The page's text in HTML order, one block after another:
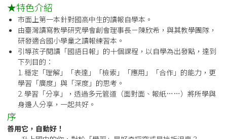
★特色介紹
市面上第一本針對國高中生的讀報自學本。
由臺灣讀寫教學研究學會創會理事長－陳欣希，與其教學團隊，
研發適合國小學童之讀報練習本。
引導孩子閱讀「國語日報」的十個課程，以自學為出發點，達到
下列目的：
1. 穩定「理解」「表達」「檢索」「應用」「合作」的能力，更
學習「廣度」與「深度」的思考。
2. 學習「分享」，透過多元管道（面對面、報紙……）將所學與
身邊人分享，一起共好。
序
善用它，自動好！